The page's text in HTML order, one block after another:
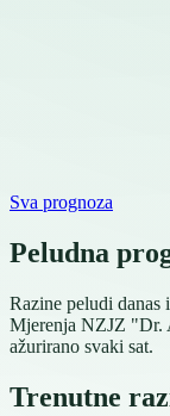
Sva prognoza
Peludna
Razine peludi danas
Mjerenja NZJZ "Dr.
ažurirano svaki sat.
Trenutne